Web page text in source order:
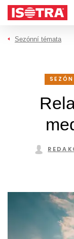
Přeskočit na obsah
Sezónní témata